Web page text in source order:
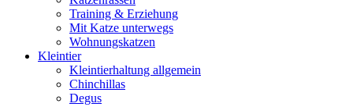
Training & Erziehung
Mit Katze unterwegs
Wohnungskatzen
Kleintier
Kleintierhaltung allgemein
Chinchillas
Degus